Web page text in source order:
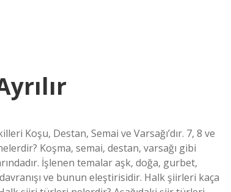
Koşu, Destan, Semai ve Varsağı’dır. 7, 8 ve
Koşma, semai, destan, varsağı gibi
İşlenen temalar aşk, doğa, gurbet,
ve bunun eleştirisidir. Halk şiirleri kaça